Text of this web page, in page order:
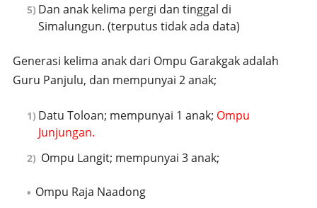
Dan anak kelima pergi dan tinggal di
Simalungun. (terputus tidak ada data)
Generasi kelima anak dari Ompu Garakgak adalah
Guru Panjulu, dan mempunyai 2 anak;
Datu Toloan; mempunyai 1 anak; Ompu
Junjungan.
Ompu Langit; mempunyai 3 anak;
Ompu Raja Naadong